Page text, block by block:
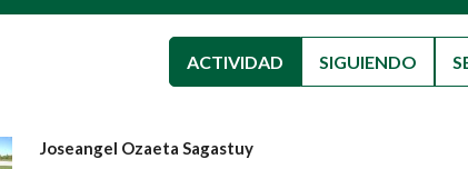
ACTIVIDAD (SOLAPA ACTIVA)
SIGUIENDO
Joseangel Ozaeta Sagastuy